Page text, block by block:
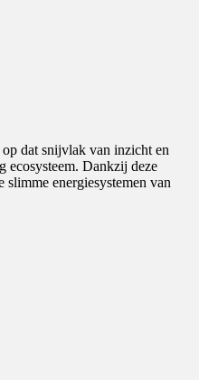
dat snijvlak van inzicht en
ecosysteem. Dankzij deze
energiesystemen van